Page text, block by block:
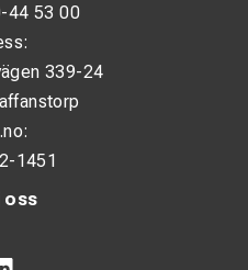
oss
44 53 00
339-24
1451